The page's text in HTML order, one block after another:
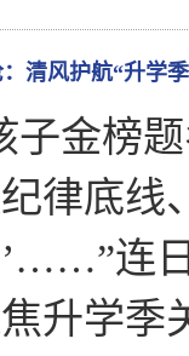
清风护航“升学
子金榜
律底线
连
升学季